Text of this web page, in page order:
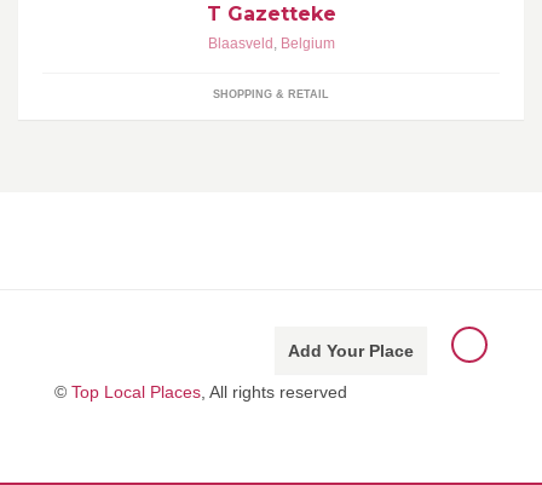
T Gazetteke
Blaasveld, Belgium
SHOPPING & RETAIL
Add Your Place
© Top Local Places , All rights reserved